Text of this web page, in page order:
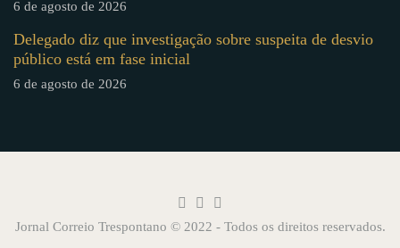
6 de agosto de 2026
Delegado diz que investigação sobre suspeita de desvio
público está em fase inicial
6 de agosto de 2026
Jornal Correio Trespontano © 2022 - Todos os direitos reservados.